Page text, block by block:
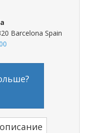
Barcelona Spain